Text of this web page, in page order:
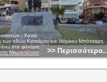
- Χανιά
των οδών Κισσάμου και Μάρκου Μπότσαρη
στα φανάρια βρίσκεται το μνημείο
Μικρασιάτισσα μάνα και γενικώς στη
καταστροφή.
της το παιδί της, προφανώς την ώρα
>> Περισσότερα...